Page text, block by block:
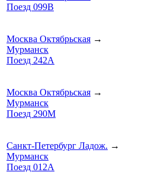
Поезд 099В
Москва Октябрьская →
Мурманск
Поезд 242А
Москва Октябрьская →
Мурманск
Поезд 290М
Санкт-Петербург Ладож. →
Мурманск
Поезд 012А